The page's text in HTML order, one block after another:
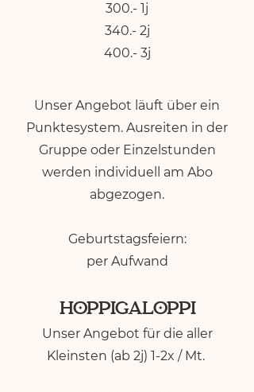
300.- 1j
340.- 2j
400.- 3j
Unser Angebot läuft über ein
Punktesystem. Ausreiten in der
Gruppe oder Einzelstunden
werden individuell am Abo
abgezogen.
Geburtstagsfeiern:
per Aufwand
HOPPIGALOPPI
Unser Angebot für die aller
Kleinsten (ab 2j) 1-2x / Mt.